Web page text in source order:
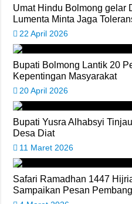
Umat Hindu Bolmong gelar
Lumenta Minta Jaga
22 April 2026
Bupati Bolmong Lantik 20
Kepentingan Masyarakat
20 April 2026
Bupati Yusra Alhabsyi
Desa Diat
11 Maret 2026
Safari Ramadhan 1447
Sampaikan Pesan